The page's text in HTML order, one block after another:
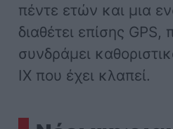
πέντε ετών και μια
διαθέτει επίσης
συνδράμει
ΙΧ που έχει κλαπεί.